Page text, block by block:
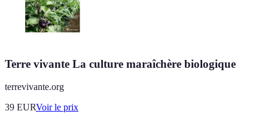
Terre vivante La culture maraîchère biologique
terrevivante.org
39 EURVoir le prix